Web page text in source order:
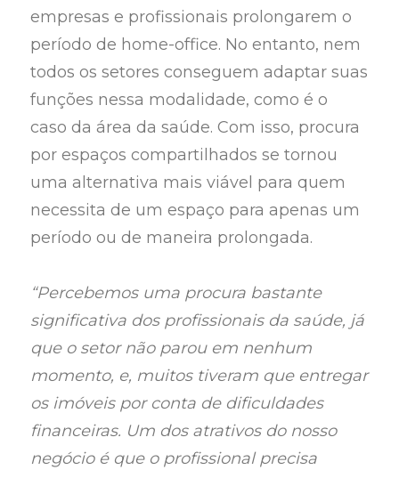
empresas e profissionais prolongarem o
período de home-office. No entanto, nem
todos os setores conseguem adaptar suas
funções nessa modalidade, como é o
caso da área da saúde. Com isso, procura
por espaços compartilhados se tornou
uma alternativa mais viável para quem
necessita de um espaço para apenas um
período ou de maneira prolongada.
“Percebemos uma procura bastante
significativa dos profissionais da saúde, já
que o setor não parou em nenhum
momento, e, muitos tiveram que entregar
os imóveis por conta de dificuldades
financeiras. Um dos atrativos do nosso
negócio é que o profissional precisa